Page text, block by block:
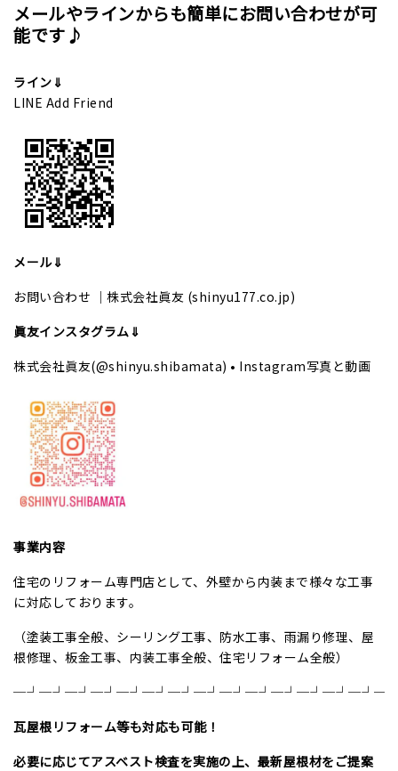
メールやラインからも簡単にお問い合わせが可
能です♪
ライン⇓
LINE Add Friend
メール⇓
お問い合わせ ｜株式会社眞友 (shinyu177.co.jp)
眞友インスタグラム⇓
株式会社眞友(@shinyu.shibamata) • Instagram写真と動画
事業内容
住宅のリフォーム専門店として、外壁から内装まで様々な工事
に対応しております。
（塗装工事全般、シーリング工事、防水工事、雨漏り修理、屋
根修理、板金工事、内装工事全般、住宅リフォーム全般）
瓦屋根リフォーム等も対応も可能！
必要に応じてアスベスト検査を実施の上、 最新屋根材をご提案